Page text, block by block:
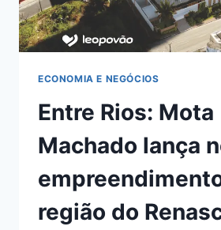
A
GESTÃO
LULA
ECONOMIA E NEGÓCIOS
Entre Rios: Mota
Machado lança
região do